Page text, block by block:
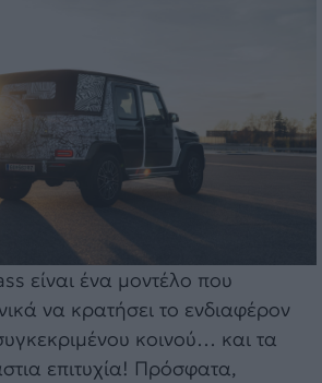
είναι ένα μοντέλο που
να κρατήσει το ενδιαφέρον
κοινού… και τα
επιτυχία! Πρόσφατα,